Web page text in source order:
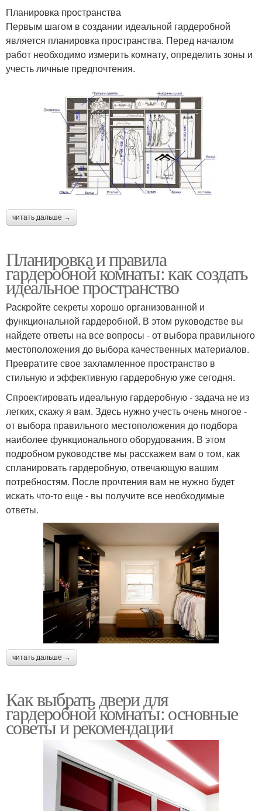
Планировка пространства
Первым шагом в создании идеальной гардеробной
является планировка пространства. Перед началом
работ необходимо измерить комнату, определить зоны и
учесть личные предпочтения.
читать дальше →
Планировка и правила
гардеробной комнаты: как создать
идеальное пространство
Раскройте секреты хорошо организованной и
функциональной гардеробной. В этом руководстве вы
найдете ответы на все вопросы - от выбора правильного
местоположения до выбора качественных материалов.
Превратите свое захламленное пространство в
стильную и эффективную гардеробную уже сегодня.
Спроектировать идеальную гардеробную - задача не из
легких, скажу я вам. Здесь нужно учесть очень многое -
от выбора правильного местоположения до подбора
наиболее функционального оборудования. В этом
подробном руководстве мы расскажем вам о том, как
спланировать гардеробную, отвечающую вашим
потребностям. После прочтения вам не нужно будет
искать что-то еще - вы получите все необходимые
ответы.
читать дальше →
Как выбрать двери для
гардеробной комнаты: основные
советы и рекомендации